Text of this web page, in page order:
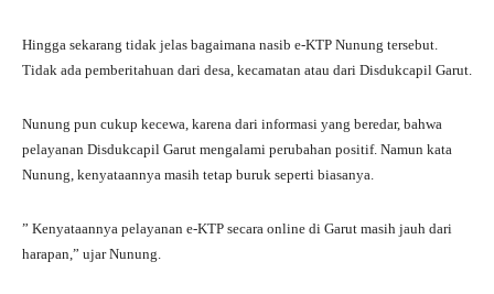
Hingga sekarang tidak jelas bagaimana nasib e-KTP Nunung tersebut.
Tidak ada pemberitahuan dari desa, kecamatan atau dari Disdukcapil Garut.
Nunung pun cukup kecewa, karena dari informasi yang beredar, bahwa
pelayanan Disdukcapil Garut mengalami perubahan positif. Namun kata
Nunung, kenyataannya masih tetap buruk seperti biasanya.
” Kenyataannya pelayanan e-KTP secara online di Garut masih jauh dari
harapan,” ujar Nunung.